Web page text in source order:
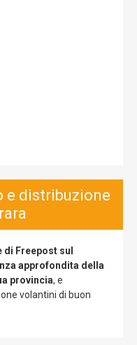
e distribuzione
Freepost sul
approfondita della
provincia, e
volantini di buon